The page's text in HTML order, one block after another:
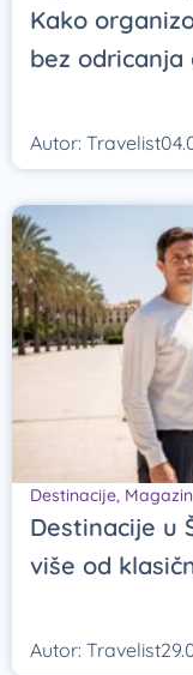
Kako
bez odricanja
Autor: Travelist
Destinacije, Magazin
Destinacije u
više od
Autor: Travelist